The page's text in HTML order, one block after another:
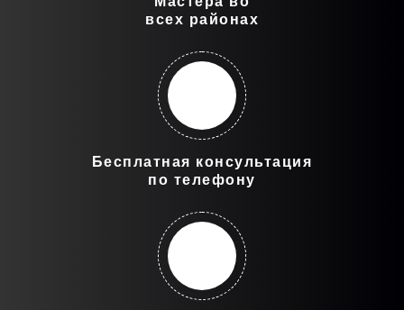
всех районах
Бесплатная консультация
по телефону